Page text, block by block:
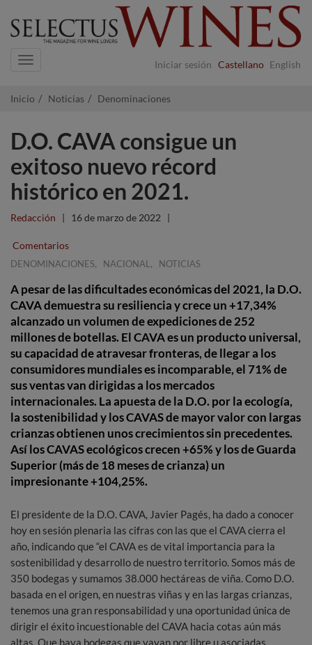
Iniciar sesión Castellano English
Navigation
Inicio Noticias Denominaciones
D.O. CAVA consigue un
exitoso nuevo récord
histórico en 2021.
Redacción | 16 de marzo de 2022 |
Comentarios
DENOMINACIONES, NACIONAL , NOTICIAS
A pesar de las dificultades económicas del 2021, la D.O.
CAVA demuestra su resiliencia y crece un +17,34%
alcanzado un volumen de expediciones de 252
millones de botellas. El CAVA es un producto universal,
su capacidad de atravesar fronteras, de llegar a los
consumidores mundiales es incomparable, el 71% de
sus ventas van dirigidas a los mercados
internacionales. La apuesta de la D.O. por la ecología,
la sostenibilidad y los CAVAS de mayor valor con largas
crianzas obtienen unos crecimientos sin precedentes.
Así los CAVAS ecológicos crecen +65% y los de Guarda
Superior (más de 18 meses de crianza) un
impresionante +104,25%.
El presidente de la D.O. CAVA, Javier Pagés, ha dado a conocer
hoy en sesión plenaria las cifras con las que el CAVA cierra el
año, indicando que “el CAVA es de vital importancia para la
sostenibilidad y desarrollo de nuestro territorio. Somos más de
350 bodegas y sumamos 38.000 hectáreas de viña. Como D.O.
basada en el origen, en nuestras viñas y en las largas crianzas,
tenemos una gran responsabilidad y una oportunidad única de
dirigir el éxito incuestionable del CAVA hacia cotas aún más
altas. Que haya bodegas que vayan por libre u asociadas